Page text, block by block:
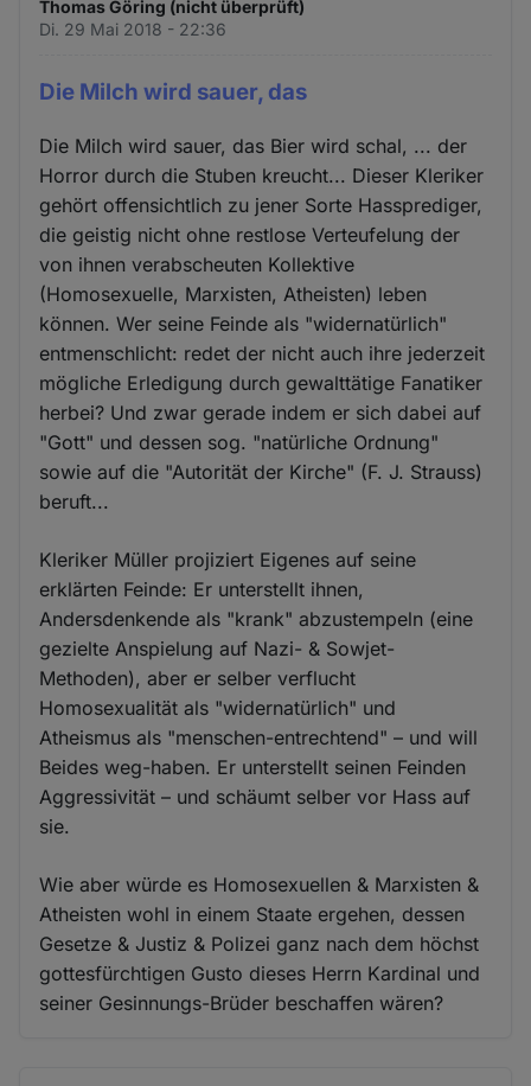
Thomas Göring (nicht überprüft)
Di. 29 Mai 2018 - 22:36
Die Milch wird sauer, das
Die Milch wird sauer, das Bier wird schal, ... der
Horror durch die Stuben kreucht... Dieser Kleriker
gehört offensichtlich zu jener Sorte Hassprediger,
die geistig nicht ohne restlose Verteufelung der
von ihnen verabscheuten Kollektive
(Homosexuelle, Marxisten, Atheisten) leben
können. Wer seine Feinde als "widernatürlich"
entmenschlicht: redet der nicht auch ihre jederzeit
mögliche Erledigung durch gewalttätige Fanatiker
herbei? Und zwar gerade indem er sich dabei auf
"Gott" und dessen sog. "natürliche Ordnung"
sowie auf die "Autorität der Kirche" (F. J. Strauss)
beruft...
Kleriker Müller projiziert Eigenes auf seine
erklärten Feinde: Er unterstellt ihnen,
Andersdenkende als "krank" abzustempeln (eine
gezielte Anspielung auf Nazi- & Sowjet-
Methoden), aber er selber verflucht
Homosexualität als "widernatürlich" und
Atheismus als "menschen-entrechtend" – und will
Beides weg-haben. Er unterstellt seinen Feinden
Aggressivität – und schäumt selber vor Hass auf
sie.
Wie aber würde es Homosexuellen & Marxisten &
Atheisten wohl in einem Staate ergehen, dessen
Gesetze & Justiz & Polizei ganz nach dem höchst
gottesfürchtigen Gusto dieses Herrn Kardinal und
seiner Gesinnungs-Brüder beschaffen wären?